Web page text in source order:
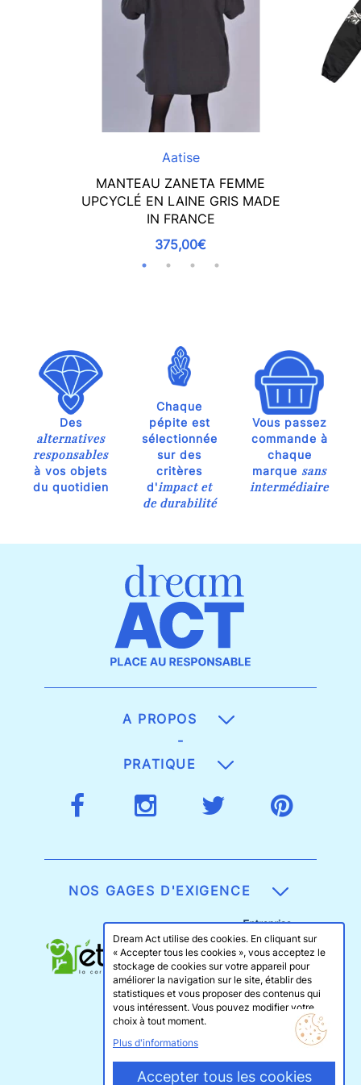
Aatise
MANTEAU ZANETA FEMME
UPCYCLÉ EN LAINE GRIS MADE
IN FRANCE
375,00€
Des
alternatives
responsables
à vos objets
du quotidien
Chaque
pépite est
sélectionnée
sur des
critères
d'impact et
de durabilité
Vous passez
commande à
chaque
marque sans
intermédiaire
A PROPOS
-
PRATIQUE
NOS GAGES D'EXIGENCE
Dream Act utilise des cookies. En cliquant sur
« Accepter tous les cookies », vous acceptez le
stockage de cookies sur votre appareil pour
améliorer la navigation sur le site, établir des
statistiques et vous proposer des contenus qui
vous intéressent. Vous pouvez modifier votre
choix à tout moment.
Plus d'informations
Accepter tous les cookies